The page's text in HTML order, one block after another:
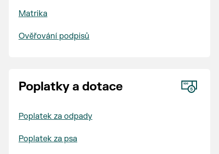
Matrika
Ověřování podpisů
Poplatky a dotace
Poplatek za odpady
Poplatek za psa